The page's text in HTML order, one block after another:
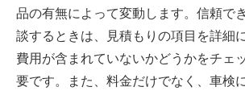
品の有無によって変動します。信頼で
談するときは、見積もりの項目を詳細
費用が含まれていないかどうかをチェ
要です。また、料金だけでなく、車検